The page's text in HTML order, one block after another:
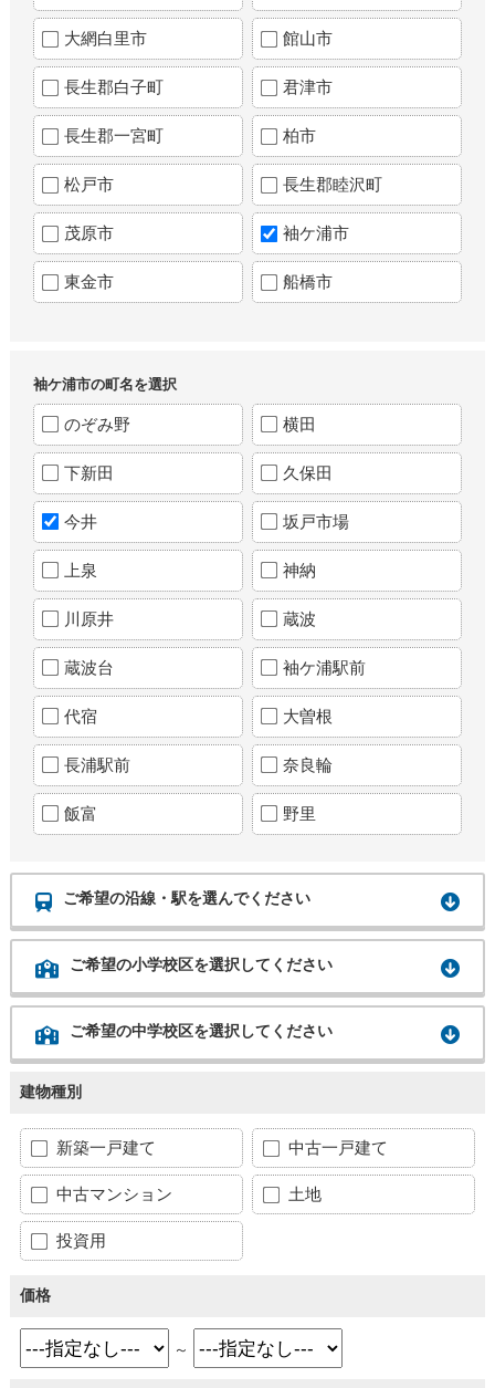
大網白里市 館山市
長生郡白子町 君津市
長生郡一宮町 柏市
松戸市 長生郡睦沢町
茂原市 袖ケ浦市
東金市 船橋市
袖ケ浦市の町名を選択
のぞみ野 横田
下新田 久保田
今井 坂戸市場
上泉 神納
川原井 蔵波
蔵波台 袖ケ浦駅前
代宿 大曽根
長浦駅前 奈良輪
飯富 野里
ご希望の沿線・駅を選んでください
ご希望の小学校区を選択してください
ご希望の中学校区を選択してください
建物種別
新築一戸建て 中古一戸建て
中古マンション 土地
投資用
価格
～